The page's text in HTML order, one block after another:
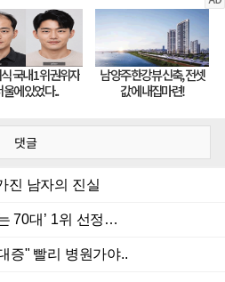
댓글